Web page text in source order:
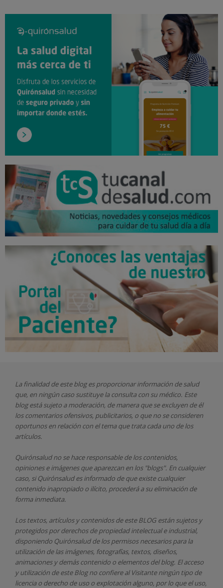
La finalidad de este blog es proporcionar información de salud
que, en ningún caso sustituye la consulta con su médico. Este
blog está sujeto a moderación, de manera que se excluyen de él
los comentarios ofensivos, publicitarios, o que no se consideren
oportunos en relación con el tema que trata cada uno de los
artículos.
Quirónsaludno se hace responsable de los contenidos,
opiniones e imágenes que aparezcan en los "blogs". En cualquier
caso, si Quirónsaludes informado de que existe cualquier
contenido inapropiado o ilícito, procederá a su eliminación de
forma inmediata.
Los textos, artículos y contenidos de este BLOG están sujetos y
protegidos por derechos de propiedad intelectual e industrial,
disponiendo Quirónsaludde los permisos necesarios para la
utilización de las imágenes, fotografías, textos, diseños,
animaciones y demás contenido o elementos del blog. El acceso
y utilización de este Blog no confiere al Visitante ningún tipo de
licencia o derecho de uso o explotación alguno, por lo que el uso,